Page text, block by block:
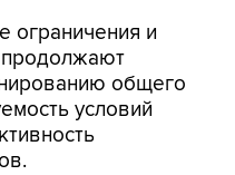
ограничения и
общего
условий